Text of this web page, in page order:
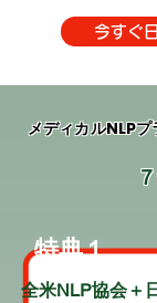
今すぐ
メディカルNLP
７
​特典１
全米NLP協会＋